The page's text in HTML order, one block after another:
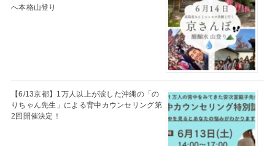
へ本格山登り
【6/13京都】1万人以上が涙した沖縄の「の
りちゃん先生」による背中カウンセリング第
2回開催決定！